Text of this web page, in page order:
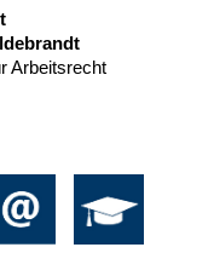
Arbeitsrecht